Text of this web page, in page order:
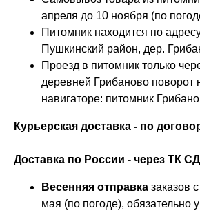
апреля до 10 ноября (по
Питомник находится по
Пушкинский район, дер.
Проезд в питомник только
деревней Грибаново поворот
навигаторе: питомник
Курьерская доставка - по
Доставка по России - через ТК
Весенняя отправка заказов
мая (по погоде), обязательно